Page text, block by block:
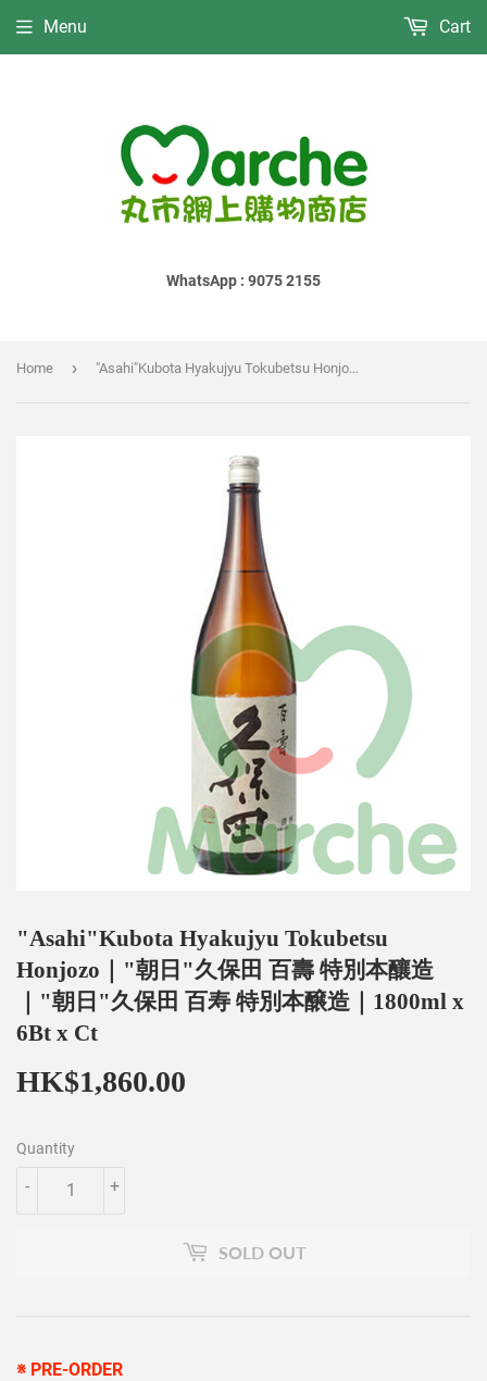
WhatsApp : 9075 2155
Menu Cart
Home › "Asahi"Kubota Hyakujyu Tokubetsu Honjozo｜"朝日"久保田 百壽 特別本釀造｜"朝日"久保田 百寿 特別本醸造｜1800ml x 6Bt x Ct
"Asahi"Kubota Hyakujyu Tokubetsu
Honjozo｜"朝日"久保田 百壽 特別本釀造
｜"朝日"久保田 百寿 特別本醸造｜1800ml x
6Bt x Ct
HK$1,860.00
Quantity
+
-
SOLD OUT
※ PRE-ORDER